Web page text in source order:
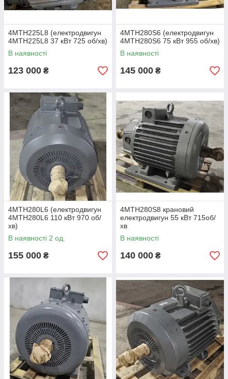
4MTH225L8 (електродвигун
4МТН225L8 37 кВт 725 об/хв)
В наявності
123 000 ₴
4MTH280S6 (електродвигун
4МТН280Ѕ6 75 кВт 955 об/хв)
В наявності
145 000 ₴
4MTH280L6 (електродвигун
4MTH280L6 110 кВт 970 об/
хв)
В наявності 2 од.
155 000 ₴
4MTH280S8 крановий
електродвигун 55 кВт 715об/
хв
В наявності
140 000 ₴